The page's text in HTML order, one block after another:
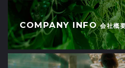
COMPANY INFO 会社概